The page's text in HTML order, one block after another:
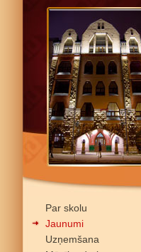
Par skolu
Jaunumi
Uzņemšana